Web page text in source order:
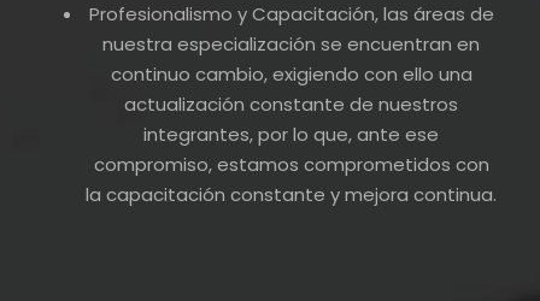
Profesionalismo y Capacitación, las áreas de
nuestra especialización se encuentran en
continuo cambio, exigiendo con ello una
actualización constante de nuestros
integrantes, por lo que, ante ese
compromiso, estamos comprometidos con
la capacitación constante y mejora continua.